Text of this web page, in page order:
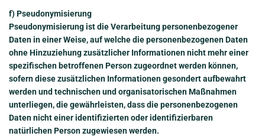
f) Pseudonymisierung
Pseudonymisierung ist die Verarbeitung personenbezogener
Daten in einer Weise, auf welche die personenbezogenen Daten
ohne Hinzuziehung zusätzlicher Informationen nicht mehr einer
spezifischen betroffenen Person zugeordnet werden können,
sofern diese zusätzlichen Informationen gesondert aufbewahrt
werden und technischen und organisatorischen Maßnahmen
unterliegen, die gewährleisten, dass die personenbezogenen
Daten nicht einer identifizierten oder identifizierbaren
natürlichen Person zugewiesen werden.